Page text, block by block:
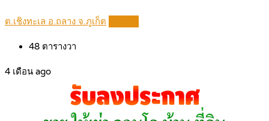
ต.เชิงทะเล อ.ถลาง จ.ภูเก็ต
48 ตารางวา
4 เดือน ago